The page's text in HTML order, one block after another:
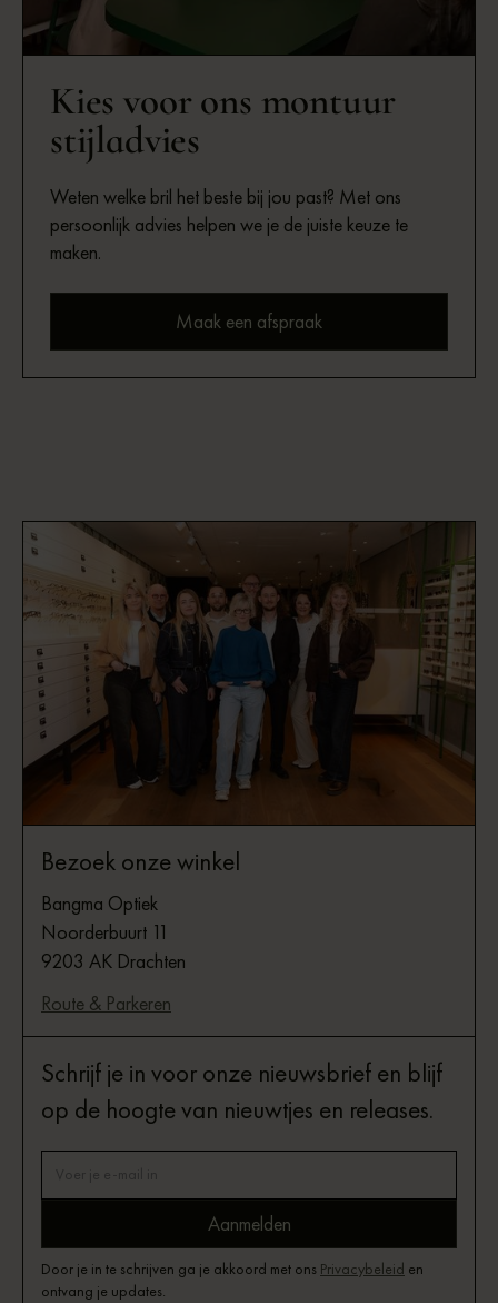
Kies voor ons montuur
stijladvies
Weten welke bril het beste bij jou past? Met ons
persoonlijk advies helpen we je de juiste keuze te
maken.
Maak een afspraak
Bezoek onze winkel
Bangma Optiek
Noorderbuurt 11
9203 AK Drachten
Route & Parkeren
Schrijf je in voor onze nieuwsbrief en blijf
op de hoogte van nieuwtjes en releases.
Door je in te schrijven ga je akkoord met ons Privacybeleid en
ontvang je updates.